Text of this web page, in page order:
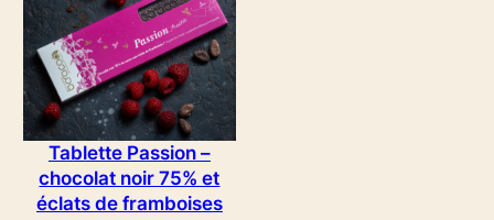
Tablette Passion –
chocolat noir 75% et
éclats de framboises